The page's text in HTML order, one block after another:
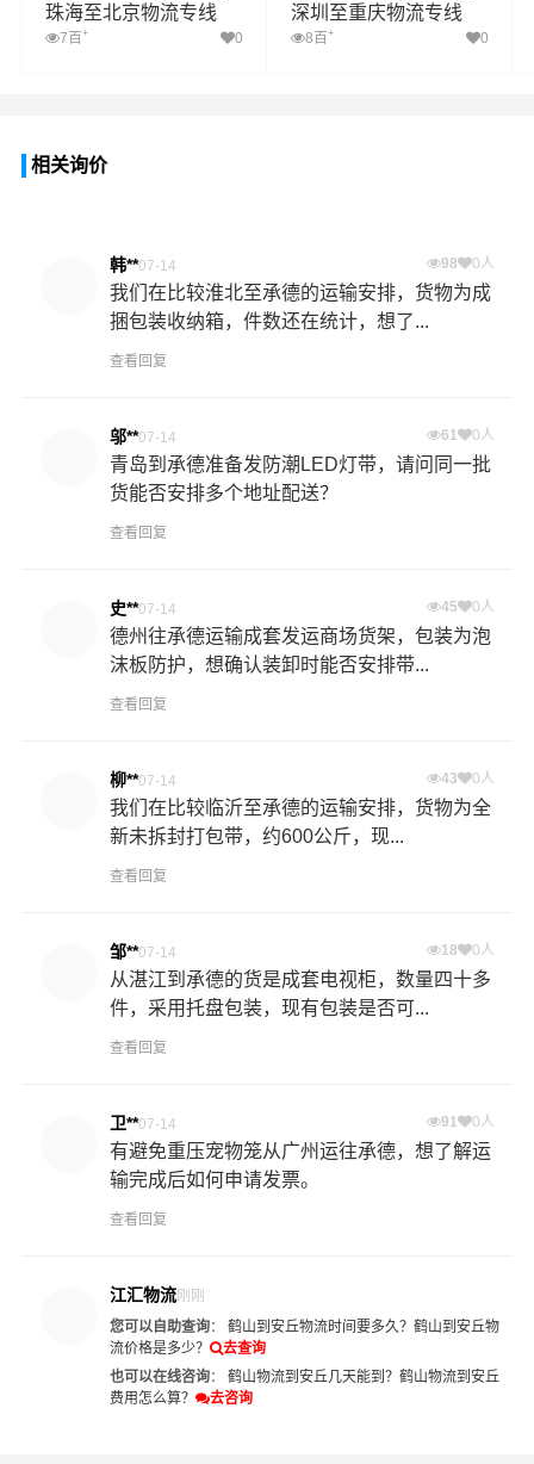
珠海至北京物流专线
7百+ 0
深圳至重庆物流专线
8百+ 0
相关询价
韩**07-14 98 0人
我们在比较淮北至承德的运输安排，货物为成
捆包装收纳箱，件数还在统计，想了...
查看回复
邬**07-14 61 0人
青岛到承德准备发防潮LED灯带，请问同一批
货能否安排多个地址配送？
查看回复
史**07-14 45 0人
德州往承德运输成套发运商场货架，包装为泡
沫板防护，想确认装卸时能否安排带...
查看回复
柳**07-14 43 0人
我们在比较临沂至承德的运输安排，货物为全
新未拆封打包带，约600公斤，现...
查看回复
邹**07-14 18 0人
从湛江到承德的货是成套电视柜，数量四十多
件，采用托盘包装，现有包装是否可...
查看回复
卫**07-14 91 0人
有避免重压宠物笼从广州运往承德，想了解运
输完成后如何申请发票。
查看回复
江汇物流刚刚
您可以自助查询： 鹤山到安丘物流时间要多久？ 鹤山到安丘物
流价格是多少？
去查询
也可以在线咨询： 鹤山物流到安丘几天能到？ 鹤山物流到安丘
费用怎么算？
去咨询